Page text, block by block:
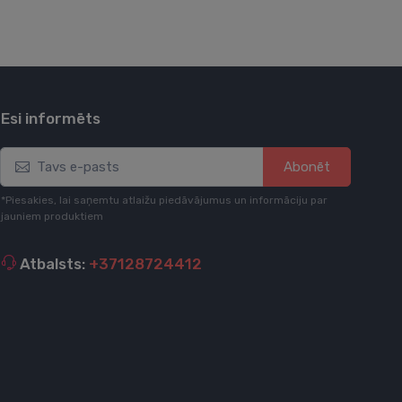
Esi informēts
Abonēt
*Piesakies, lai saņemtu atlaižu piedāvājumus un informāciju par
jauniem produktiem
Atbalsts: +37128724412